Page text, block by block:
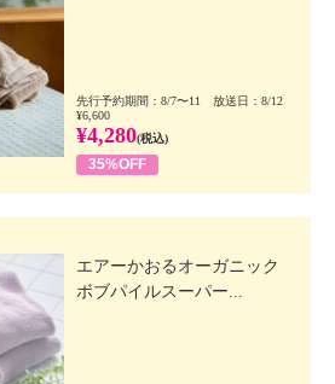
先行予約期間：8/7〜11 放送日：8/12
¥6,600
¥4,280(税込)
35%OFF
エアーかおるオーガニック
ボブパイルスーパー...